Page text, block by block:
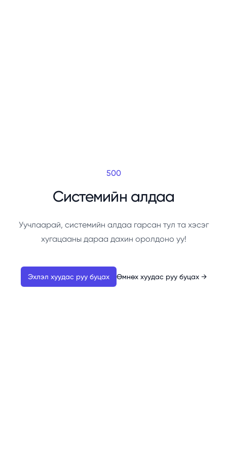
500
Системийн алдаа
Уучлаарай, системийн алдаа гарсан тул та хэсэг
хугацааны дараа дахин оролдоно уу!
Эхлэл хуудас руу буцах Өмнөх хуудас руу буцах →